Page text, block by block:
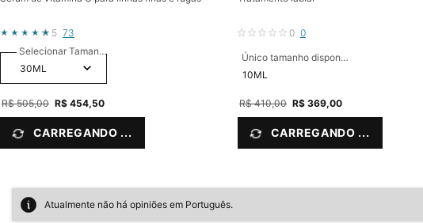
5 73
Selecionar Tamanho
Old price
R$ 505,00 New price
R$ 454,50
CARREGANDO ...
0 0
Único tamanho disponível
10ML
Old price
R$ 410,00 New price
R$ 369,00
CARREGANDO ...
Atualmente não há opiniões em Português.